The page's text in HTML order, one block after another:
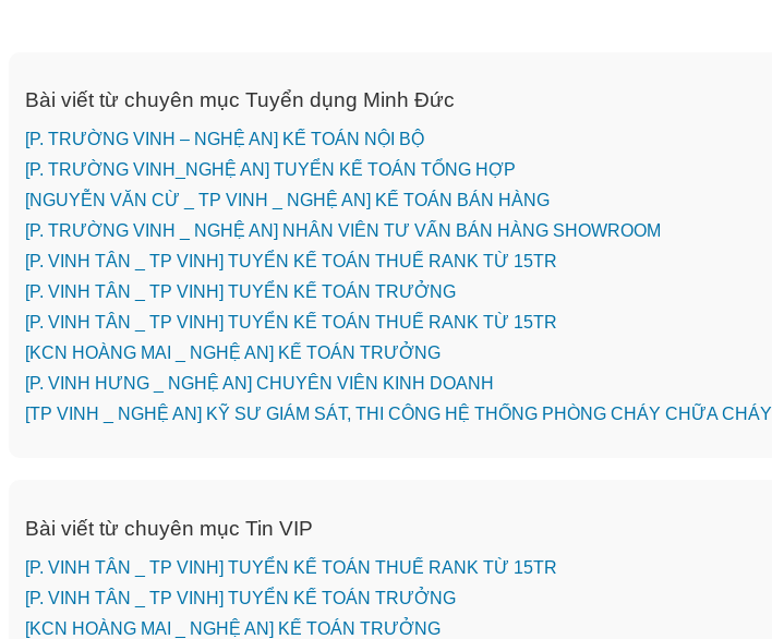
Bài viết từ chuyên mục Tuyển dụng Minh Đức
[P. TRƯỜNG VINH – NGHỆ AN] KẾ TOÁN NỘI BỘ
[P. TRƯỜNG VINH_NGHỆ AN] TUYỂN KẾ TOÁN TỔNG HỢP
[NGUYỄN VĂN CỪ _ TP VINH _ NGHỆ AN] KẾ TOÁN BÁN HÀNG
[P. TRƯỜNG VINH _ NGHỆ AN] NHÂN VIÊN TƯ VẤN BÁN HÀNG SHOWROOM
[P. VINH TÂN _ TP VINH] TUYỂN KẾ TOÁN THUẾ RANK TỪ 15TR
[P. VINH TÂN _ TP VINH] TUYỂN KẾ TOÁN TRƯỞNG
[P. VINH TÂN _ TP VINH] TUYỂN KẾ TOÁN THUẾ RANK TỪ 15TR
️[KCN HOÀNG MAI _ NGHỆ AN] KẾ TOÁN TRƯỞNG
️[P. VINH HƯNG _ NGHỆ AN] CHUYÊN VIÊN KINH DOANH
[TP VINH _ NGHỆ AN] KỸ SƯ GIÁM SÁT, THI CÔNG HỆ THỐNG PHÒNG CHÁY CHỮA CHÁY
Bài viết từ chuyên mục Tin VIP
[P. VINH TÂN _ TP VINH] TUYỂN KẾ TOÁN THUẾ RANK TỪ 15TR
[P. VINH TÂN _ TP VINH] TUYỂN KẾ TOÁN TRƯỞNG
️[KCN HOÀNG MAI _ NGHỆ AN] KẾ TOÁN TRƯỞNG